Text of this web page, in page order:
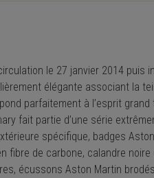
le 27 janvier 2014 puis
élégante associant la
parfaitement à l’esprit grand
fait partie d’une série
spécifique, badges
fibre de carbone, calandre
écussons Aston Martin